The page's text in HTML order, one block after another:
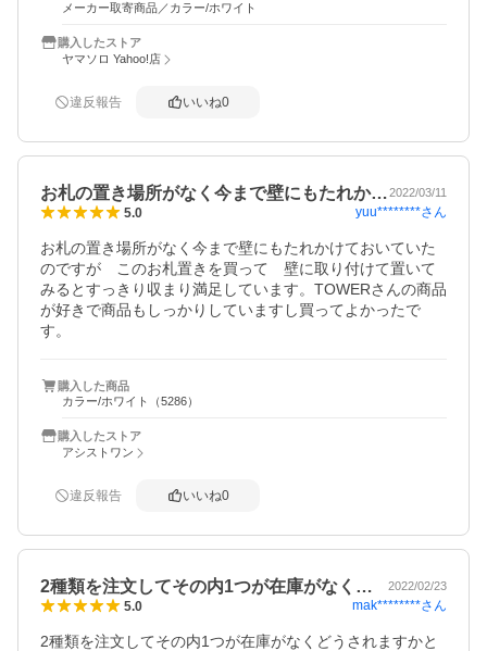
メーカー取寄商品／カラー/ホワイト
購入したストア
ヤマソロ Yahoo!店
違反報告 いいね0
お札の置き場所がなく今まで壁にもたれか…2022/03/11
5.0 yuu********さん
お札の置き場所がなく今まで壁にもたれかけておいていた
のですが　このお札置きを買って　壁に取り付けて置いて
みるとすっきり収まり満足しています。TOWERさんの商品
が好きで商品もしっかりしていますし買ってよかったで
す。
購入した商品
カラー/ホワイト（5286）
購入したストア
アシストワン
違反報告 いいね0
2種類を注文してその内1つが在庫がなく… 2022/02/23
5.0 mak********さん
2種類を注文してその内1つが在庫がなくどうされますかと